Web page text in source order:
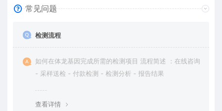
常见问题
检测流程
如何在体龙基因完成所需的检测项目 流程简述 ：在线咨询
- 采样送检 - 付款检测 - 检测分析 - 报告结果
查看详情